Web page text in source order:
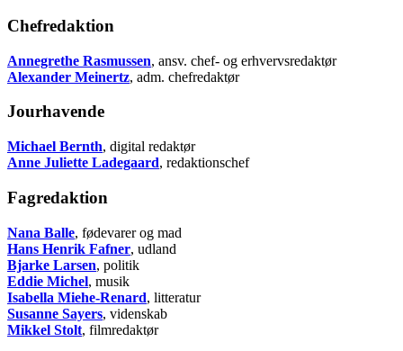
Chefredaktion
Annegrethe Rasmussen, ansv. chef- og erhvervsredaktør
Alexander Meinertz, adm. chefredaktør
Jourhavende
Michael Bernth, digital redaktør
Anne Juliette Ladegaard, redaktionschef
Fagredaktion
Nana Balle, fødevarer og mad
Hans Henrik Fafner, udland
Bjarke Larsen, politik
Eddie Michel, musik
Isabella Miehe-Renard, litteratur
Susanne Sayers, videnskab
Mikkel Stolt, filmredaktør